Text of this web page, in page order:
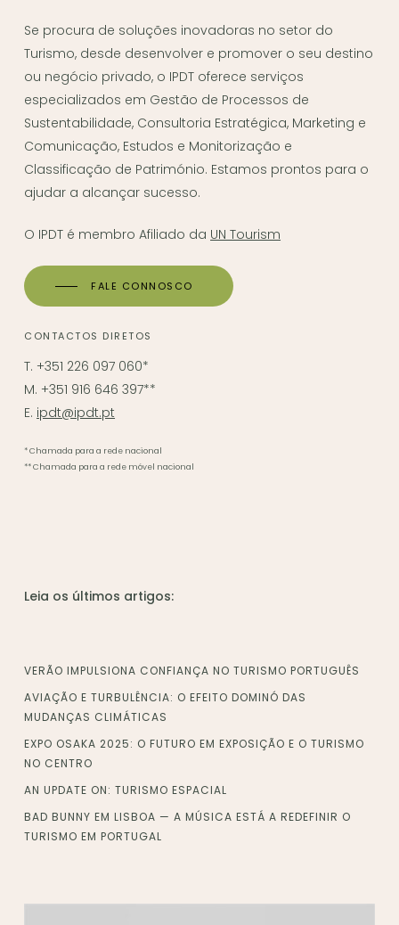
Se procura de soluções inovadoras no setor do
Turismo, desde desenvolver e promover o seu destino
ou negócio privado, o IPDT oferece serviços
especializados em Gestão de Processos de
Sustentabilidade, Consultoria Estratégica, Marketing e
Comunicação, Estudos e Monitorização e
Classificação de Património. Estamos prontos para o
ajudar a alcançar sucesso.
O IPDT é membro Afiliado da UN Tourism
FALE CONNOSCO
CONTACTOS DIRETOS
T. +351 226 097 060*
M. +351 916 646 397**
E. ipdt@ipdt.pt
* Chamada para a rede nacional
** Chamada para a rede móvel nacional
Leia os últimos artigos:
VERÃO IMPULSIONA CONFIANÇA NO TURISMO PORTUGUÊS
AVIAÇÃO E TURBULÊNCIA: O EFEITO DOMINÓ DAS
MUDANÇAS CLIMÁTICAS
EXPO OSAKA 2025: O FUTURO EM EXPOSIÇÃO E O TURISMO
NO CENTRO
AN UPDATE ON: TURISMO ESPACIAL
BAD BUNNY EM LISBOA — A MÚSICA ESTÁ A REDEFINIR O
TURISMO EM PORTUGAL